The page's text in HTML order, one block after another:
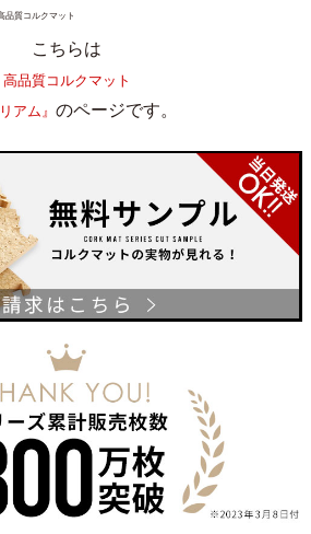
品質コルクマット
こちらは
高品質コルクマット
アム』 のページです。